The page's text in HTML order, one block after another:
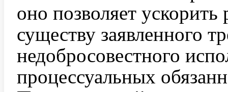
оно позволяет
существу заявленного
недобросовестного
процессуальных